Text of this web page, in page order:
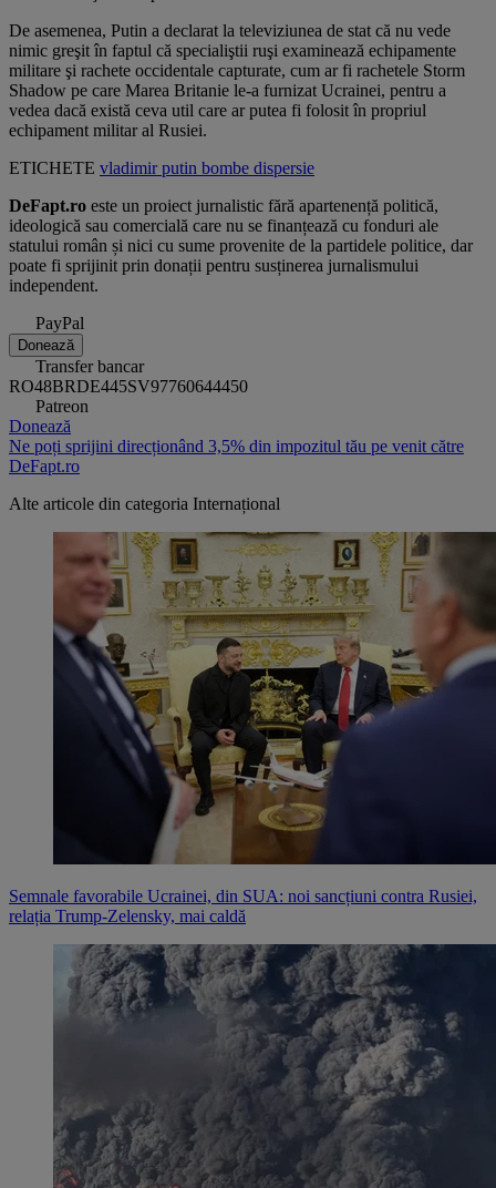
De asemenea, Putin a declarat la televiziunea de stat că nu vede
nimic greşit în faptul că specialiştii ruşi examinează echipamente
militare şi rachete occidentale capturate, cum ar fi rachetele Storm
Shadow pe care Marea Britanie le-a furnizat Ucrainei, pentru a
vedea dacă există ceva util care ar putea fi folosit în propriul
echipament militar al Rusiei.
ETICHETE vladimir putin bombe dispersie
DeFapt.ro este un proiect jurnalistic fără apartenență politică,
ideologică sau comercială care nu se finanțează cu fonduri ale
statului român și nici cu sume provenite de la partidele politice, dar
poate fi sprijinit prin donații pentru susținerea jurnalismului
independent.
PayPal
Donează
Transfer bancar
RO48BRDE445SV97760644450
Patreon
Donează
Ne poți sprijini direcționând 3,5% din impozitul tău pe venit către
DeFapt.ro
Alte articole din categoria Internațional
Semnale favorabile Ucrainei, din SUA: noi sancțiuni contra Rusiei,
relația Trump-Zelensky, mai caldă